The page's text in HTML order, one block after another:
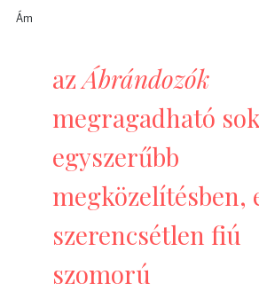
Ám
azÁbrándozók
megragadható
egyszerűbb
megközelítésben,
szerencsétlen fiú
szomorú